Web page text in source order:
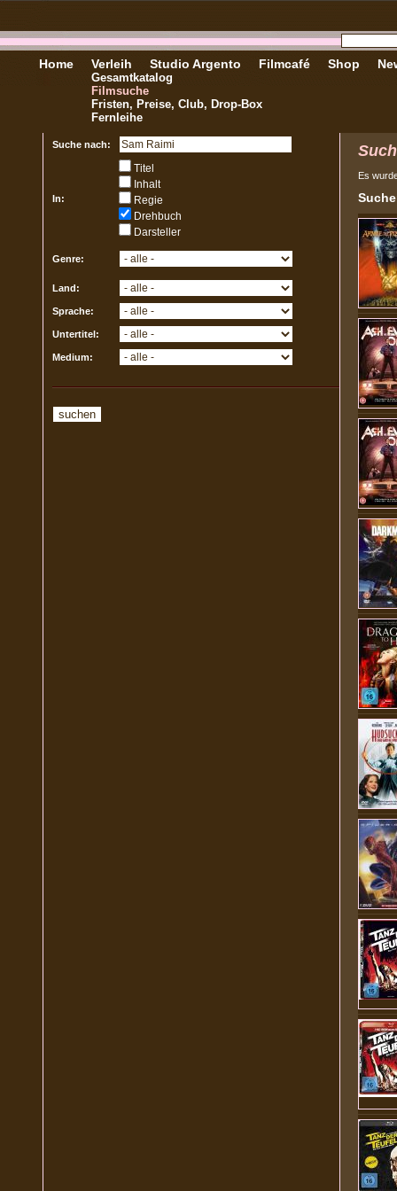
Home Verleih
Gesamtkatalog
Filmsuche
Fristen, Preise, Club, Drop-Box
Fernleihe
Studio Argento Filmcafé Shop
Suche nach:
In:
Titel
Inhalt
Regie
Drehbuch
Darsteller
Genre:
Land:
Sprache:
Untertitel:
Medium:
Es